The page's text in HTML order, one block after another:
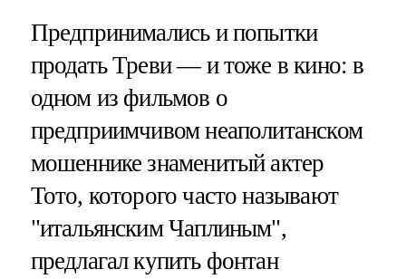
Предпринимались и попытки
продать Треви — и тоже в кино: в
одном из фильмов о
предприимчивом неаполитанском
мошеннике знаменитый актер
Тото, которого часто называют
"итальянским Чаплиным",
предлагал купить фонтан